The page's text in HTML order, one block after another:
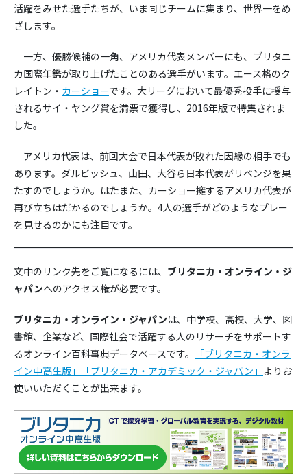
活躍をみせた選手たちが、いま同じチームに集まり、世界一をめ
ざします。
一方、優勝候補の一角、アメリカ代表メンバーにも、ブリタニ
カ国際年鑑が取り上げたことのある選手がいます。エース格のク
レイトン・ カーショーです。大リーグにおいて最優秀投手に授与
されるサイ・ヤング賞を満票で獲得し、2016年版で特集されま
した。
アメリカ代表は、前回大会で日本代表が敗れた因縁の相手でも
あります。ダルビッシュ、山田、大谷ら日本代表がリベンジを果
たすのでしょうか。はたまた、カーショー擁するアメリカ代表が
再び立ちはだかるのでしょうか。4人の選手がどのようなプレー
を見せるのかにも注目です。
文中のリンク先をご覧になるには、 ブリタニカ・オンライン・ジ
ャパンへのアクセス権が必要です。
ブリタニカ・オンライン・ジャパンは、中学校、高校、大学、図
書館、企業など、国際社会で活躍する人のリサーチをサポートす
るオンライン百科事典データベースです。
「ブリタニカ・オンラ
イン中高生版」
「ブリタニカ・アカデミック・ジャパン」 よりお
使いいただくことが出来ます。